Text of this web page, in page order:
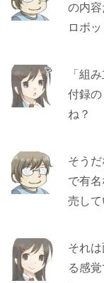
の内
ロボ
「組
付録
ね？
そう
で有
売して
それ
る感